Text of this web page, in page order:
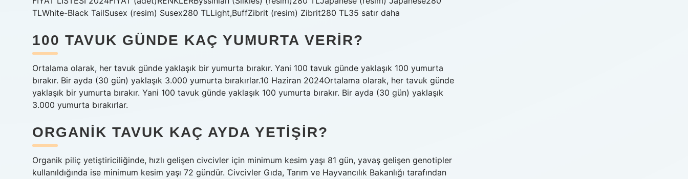
TLWhite-Black TailSusex (resim) Susex280 TLLight,BuffZibrit (resim) Zibrit280 TL35 satır daha
100 TAVUK GÜNDE KAÇ YUMURTA VERIR?
Ortalama olarak, her tavuk günde yaklaşık bir yumurta bırakır. Yani 100 tavuk günde yaklaşık 100 yumurta
bırakır. Bir ayda (30 gün) yaklaşık 3.000 yumurta bırakırlar.10 Haziran 2024Ortalama olarak, her tavuk günde
yaklaşık bir yumurta bırakır. Yani 100 tavuk günde yaklaşık 100 yumurta bırakır. Bir ayda (30 gün) yaklaşık
3.000 yumurta bırakırlar.
ORGANIK TAVUK KAÇ AYDA YETIŞIR?
Organik piliç yetiştiriciliğinde, hızlı gelişen civcivler için minimum kesim yaşı 81 gün, yavaş gelişen genotipler
kullanıldığında ise minimum kesim yaşı 72 gündür. Civcivler Gıda, Tarım ve Hayvancılık Bakanlığı tarafından